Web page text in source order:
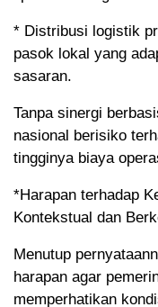
* Distribusi logistik
pasok lokal yang
sasaran.
Tanpa sinergi
nasional berisiko
tingginya biaya
*Harapan terhadap
Kontekstual dan
Menutup
harapan agar
memperhatikan